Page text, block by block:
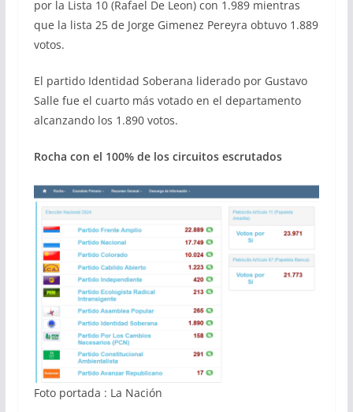
por la Lista 10 (Rafael De Leon) con 1.989 mientras
que la lista 25 de Jorge Gimenez Pereyra obtuvo 1.889
votos.
El partido Identidad Soberana liderado por Gustavo
Salle fue el cuarto más votado en el departamento
alcanzando los 1.890 votos.
Rocha con el 100% de los circuitos escrutados
Foto portada : La Nación